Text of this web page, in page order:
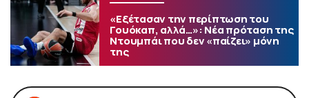
«Εξέτασαν την περίπτωση του
Γουόκαπ, αλλά…»: Νέα πρόταση της
Ντουμπάι που δεν «παίζει» μόνη
της